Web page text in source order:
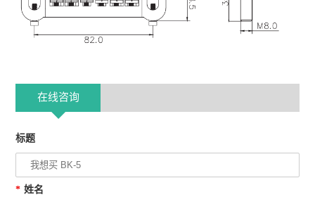
在线咨询
标题
* 姓名